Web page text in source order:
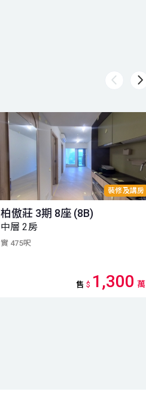
裝修及講房
柏傲莊 3期 8座 (8B)
中層 2房
實 475呎
售 $ 1,300 萬